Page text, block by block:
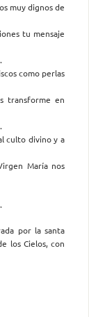
muy dignos de
tu mensaje
como perlas
transforme en
culto divino y a
María nos
por la santa
los Cielos, con